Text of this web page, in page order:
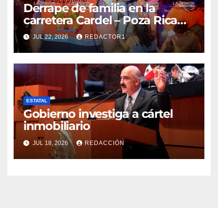
Derrape de familia en la
carretera Cardel – Poza Rica
reaviva críticas por tardanza
de ambulancia municipal
JUL 22, 2026 REDACTOR1
ESTATAL
Gobierno investiga a cártel
inmobiliario
JUL 18, 2026 REDACCIÓN